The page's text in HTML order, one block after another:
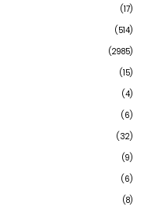
(17)
(514)
(2985)
(15)
(4)
(6)
(32)
(9)
(6)
(8)